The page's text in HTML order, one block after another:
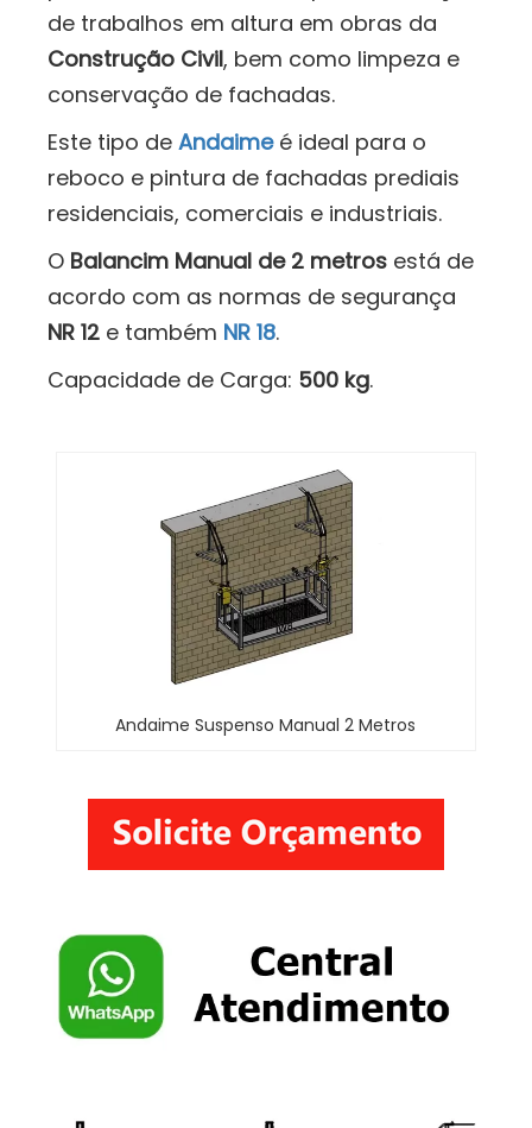
de trabalhos em altura em obras da
Construção Civil, bem como limpeza e
conservação de fachadas.
Este tipo de Andaimeé ideal para o
reboco e pintura de fachadas prediais
residenciais, comerciais e industriais.
O Balancim Manual de 2 metros está de
acordo com as normas de segurança
NR 12 e também NR 18.
Capacidade de Carga: 500 kg.
Andaime Suspenso Manual 2 Metros